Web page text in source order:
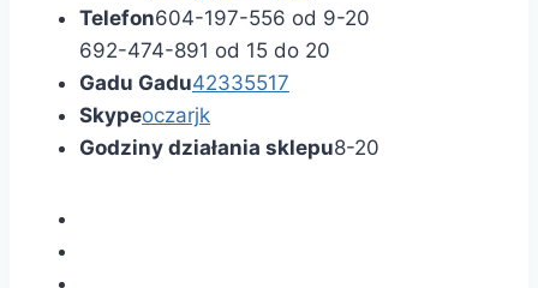
Telefon604-197-556 od 9-20
692-474-891 od 15 do 20
Gadu Gadu42335517
Skypeoczarjk
Godziny działania sklepu8-20